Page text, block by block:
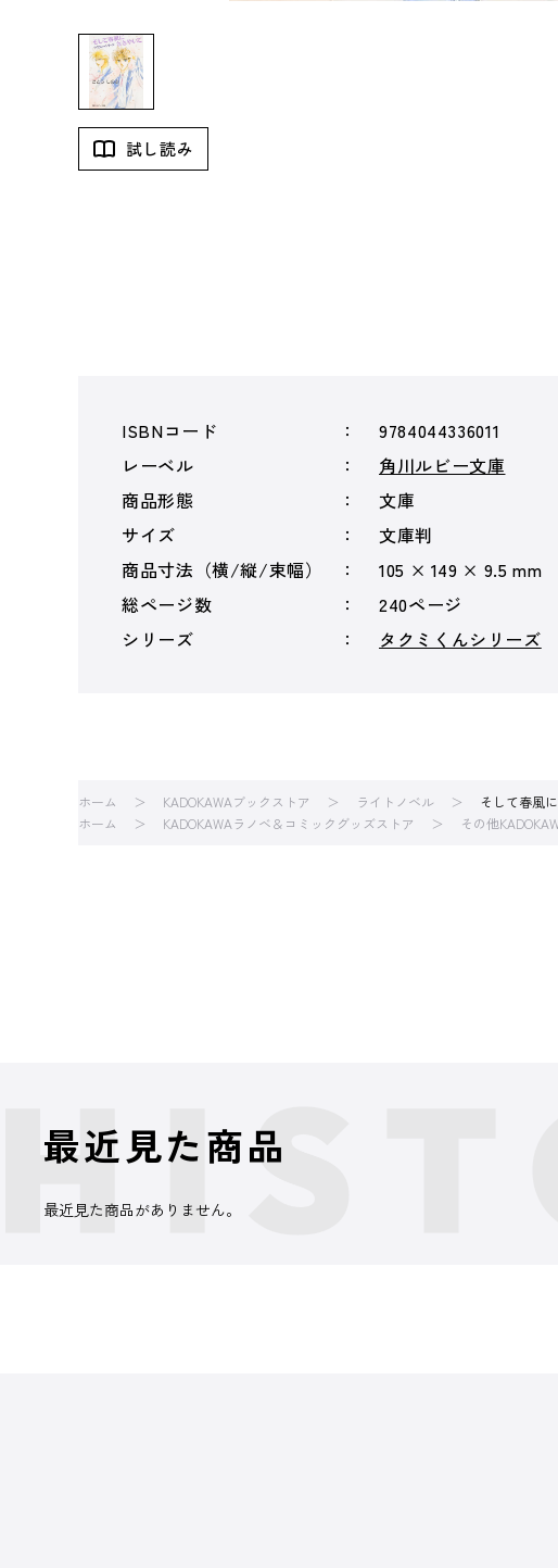
試し読み
ISBNコード
9784044336011
レーベル
角川ルビー文庫
商品形態
文庫
サイズ
文庫判
商品寸法（横/縦/束幅）
105 × 149 × 9.5 mm
総ページ数
240ページ
シリーズ
タクミくんシリーズ
ホーム KADOKAWAブックストア ライトノベル
そして春風
ホーム
KADOKAWAラノベ＆コミックグッズストア その他
最近見た商品
最近見た商品がありません。